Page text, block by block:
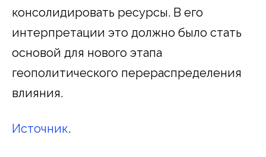
консолидировать ресурсы. В его
интерпретации это должно было стать
основой для нового этапа
геополитического перераспределения
влияния.
Источник.